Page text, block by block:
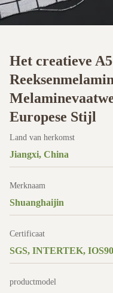
Het creatieve
Europese Stijl
Land van herkomst
Jiangxi, China
Merknaam
Shuanghaijin
Certificaat
SGS, INTERTEK,
productmodel